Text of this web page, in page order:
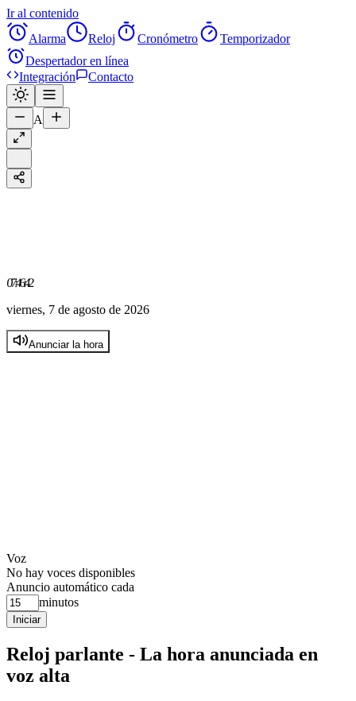
Ir al contenido
Alarma
Reloj Cronómetro
Temporizador
Despertador en línea
Integración
Contacto
A
07:46:42
viernes, 7 de agosto de 2026
Anunciar la hora
Voz
No hay voces disponibles
Anuncio automático cada
minutos
Iniciar
Reloj parlante - La hora anunciada en
voz alta